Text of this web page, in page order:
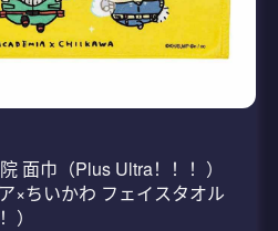
面巾（Plus Ultra！！！）
×ちいかわ フェイスタオル
）